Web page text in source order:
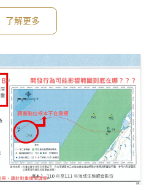
大學生、成人🖥講課方式：搭配簡
1-2堂課（兩堂課更豐富）🧒聽講
限⏳️聽講時段
了解更多